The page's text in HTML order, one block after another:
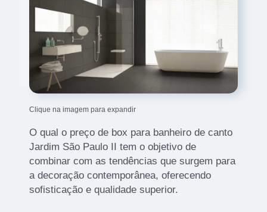
Clique na imagem para expandir
O qual o preço de box para banheiro de canto
Jardim São Paulo II tem o objetivo de
combinar com as tendências que surgem para
a decoração contemporânea, oferecendo
sofisticação e qualidade superior.